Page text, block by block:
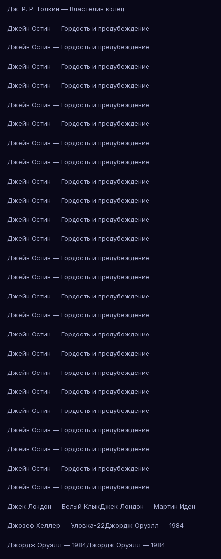
Дж. Р. Р. Толкин — Властелин колец
Джейн Остин — Гордость и предубеждение
Джейн Остин — Гордость и предубеждение
Джейн Остин — Гордость и предубеждение
Джейн Остин — Гордость и предубеждение
Джейн Остин — Гордость и предубеждение
Джейн Остин — Гордость и предубеждение
Джейн Остин — Гордость и предубеждение
Джейн Остин — Гордость и предубеждение
Джейн Остин — Гордость и предубеждение
Джейн Остин — Гордость и предубеждение
Джейн Остин — Гордость и предубеждение
Джейн Остин — Гордость и предубеждение
Джейн Остин — Гордость и предубеждение
Джейн Остин — Гордость и предубеждение
Джейн Остин — Гордость и предубеждение
Джейн Остин — Гордость и предубеждение
Джейн Остин — Гордость и предубеждение
Джейн Остин — Гордость и предубеждение
Джейн Остин — Гордость и предубеждение
Джейн Остин — Гордость и предубеждение
Джейн Остин — Гордость и предубеждение
Джейн Остин — Гордость и предубеждение
Джейн Остин — Гордость и предубеждение
Джейн Остин — Гордость и предубеждение
Джейн Остин — Гордость и предубеждение
Джек Лондон — Белый КлыкДжек Лондон — Мартин Иден
Джозеф Хеллер — Уловка-22Джордж Оруэлл — 1984
Джордж Оруэлл — 1984Джордж Оруэлл — 1984